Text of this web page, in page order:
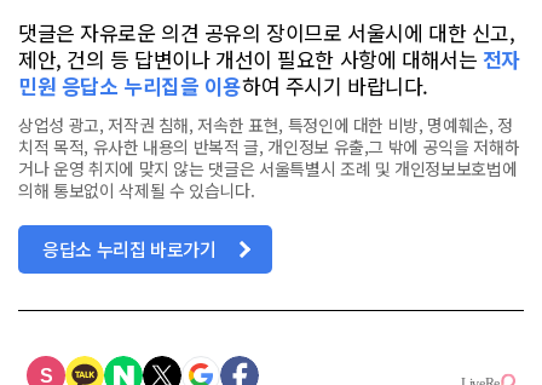
댓글은 자유로운 의견 공유의 장이므로 서울시에 대한 신고,
제안, 건의 등 답변이나 개선이 필요한 사항에 대해서는 전자
민원 응답소 누리집을 이용하여 주시기 바랍니다.
상업성 광고, 저작권 침해, 저속한 표현, 특정인에 대한 비방, 명예훼손, 정
치적 목적, 유사한 내용의 반복적 글, 개인정보 유출,그 밖에 공익을 저해하
거나 운영 취지에 맞지 않는 댓글은 서울특별시 조례 및 개인정보보호법에
의해 통보없이 삭제될 수 있습니다.
응답소 누리집 바로가기